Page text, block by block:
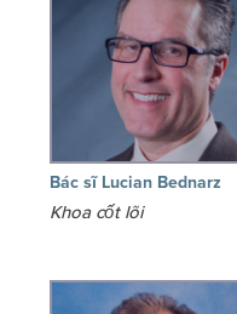
Bác sĩ Lucian Bednarz
Khoa cốt lõi